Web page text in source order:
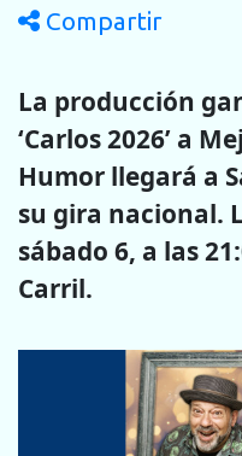
Compartir
La producción
‘Carlos 2026’ a
Humor llegará a
su gira nacional.
sábado 6, a las
Carril.